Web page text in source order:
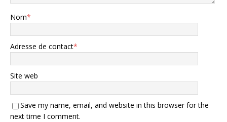
Nom*
Adresse de contact*
Site web
Save my name, email, and website in this browser for the
next time I comment.